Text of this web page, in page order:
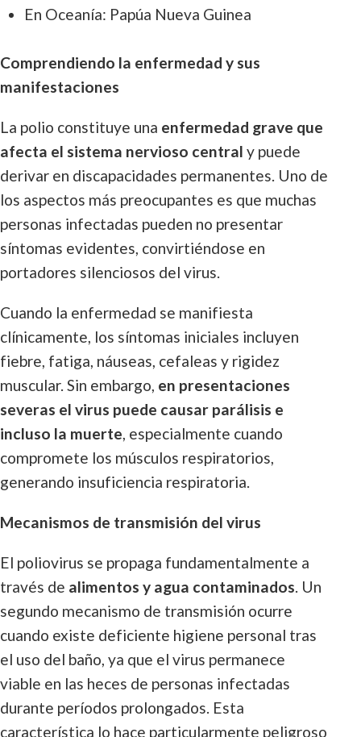
En Oceanía: Papúa Nueva Guinea
Comprendiendo la enfermedad y sus
manifestaciones
La polio constituye una enfermedad grave que
afecta el sistema nervioso central y puede
derivar en discapacidades permanentes. Uno de
los aspectos más preocupantes es que muchas
personas infectadas pueden no presentar
síntomas evidentes, convirtiéndose en
portadores silenciosos del virus.
Cuando la enfermedad se manifiesta
clínicamente, los síntomas iniciales incluyen
fiebre, fatiga, náuseas, cefaleas y rigidez
muscular. Sin embargo, en presentaciones
severas el virus puede causar parálisis e
incluso la muerte, especialmente cuando
compromete los músculos respiratorios,
generando insuficiencia respiratoria.
Mecanismos de transmisión del virus
El poliovirus se propaga fundamentalmente a
través de alimentos y agua contaminados. Un
segundo mecanismo de transmisión ocurre
cuando existe deficiente higiene personal tras
el uso del baño, ya que el virus permanece
viable en las heces de personas infectadas
durante períodos prolongados. Esta
característica lo hace particularmente peligroso